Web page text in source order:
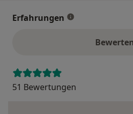
Erfahrungen
51 Bewertungen